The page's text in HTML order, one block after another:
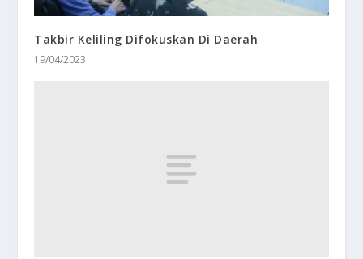
Takbir Keliling Difokuskan Di Daerah
19/04/2023